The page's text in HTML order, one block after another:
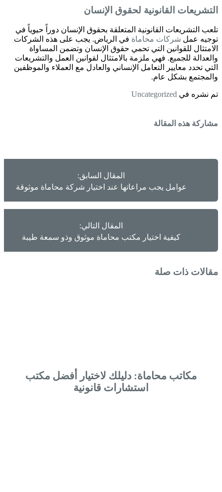
التشريعات القانونية لحقوق الإنسان
تلعب التشريعات القانونية المتعلقة بحقوق الإنسان دوراً حيوياً في
توجيه عمل شركات محاماة في الرياض. يجب على هذه الشركات
الامتثال للقوانين التي تحمي حقوق الإنسان وتضمن المساواة
والعدالة للجميع. فهي ملزمة بالامتثال لقوانين العمل والتشريعات
التي تحدد معايير التعامل الإنساني والعادل مع العملاء والموظفين
والمجتمع بشكل عام.
تم نشره في Uncategorized
مشاركة هذه المقالة
المقال السابق:
عوامل يجب مراعاتها عند اختيار شركة محاماة موثوقة
المقال التالي:
كيفية اختيار مكتب محاماة موثوق وذو سمعة طيبة
مقالات ذات صلة
مكاتب محاماة: دليلك لاختيار أفضل مكتب
استشارات قانونية